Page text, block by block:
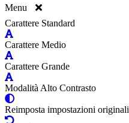
Menu
Carattere Standard
Carattere Medio
Carattere Grande
Modalità Alto Contrasto
Reimposta impostazioni originali